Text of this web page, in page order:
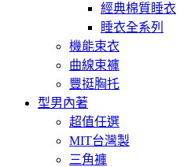
經典棉質睡衣
睡衣全系列
機能束衣
曲線束褲
豐挺胸托
型男內著
超值任選
MIT台灣製
三角褲